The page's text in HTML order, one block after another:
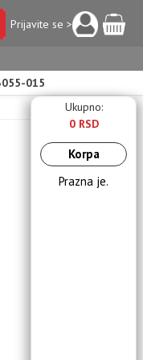
Prijavite se >
015
Ukupno:
0 RSD
Korpa
Prazna je.